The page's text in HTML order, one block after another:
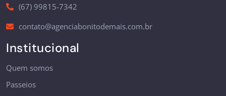
(67) 99815-7342
contato@agenciabonitodemais.com.br
Institucional
Quem somos
Passeios